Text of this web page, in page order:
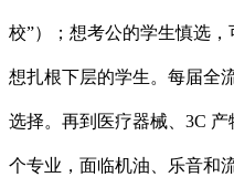
校”）；想考公的学生慎选
想扎根下层的学生。每届全
选择。再到医疗器械、3C
个专业，面临机油、乐音和